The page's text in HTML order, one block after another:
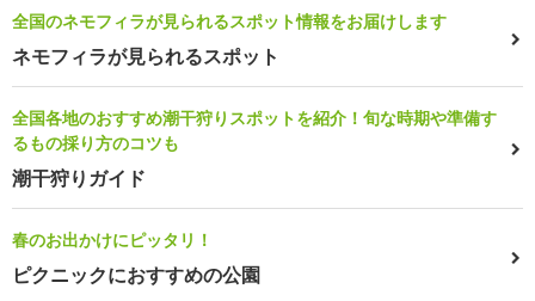
全国のネモフィラが見られるスポット情報をお届けします
ネモフィラが見られるスポット
全国各地のおすすめ潮干狩りスポットを紹介！旬な時期や準備す
るもの採り方のコツも
潮干狩りガイド
春のお出かけにピッタリ！
ピクニックにおすすめの公園